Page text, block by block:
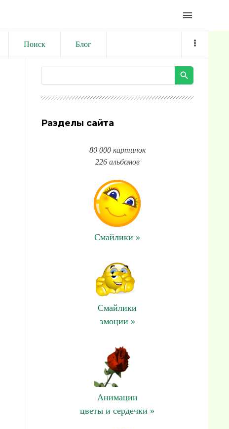
menu
Поиск Блог
Разделы сайта
80 000 картинок
226 альбомов
Смайлики »
Смайлики
эмоции »
Анимации
цветы и сердечки »